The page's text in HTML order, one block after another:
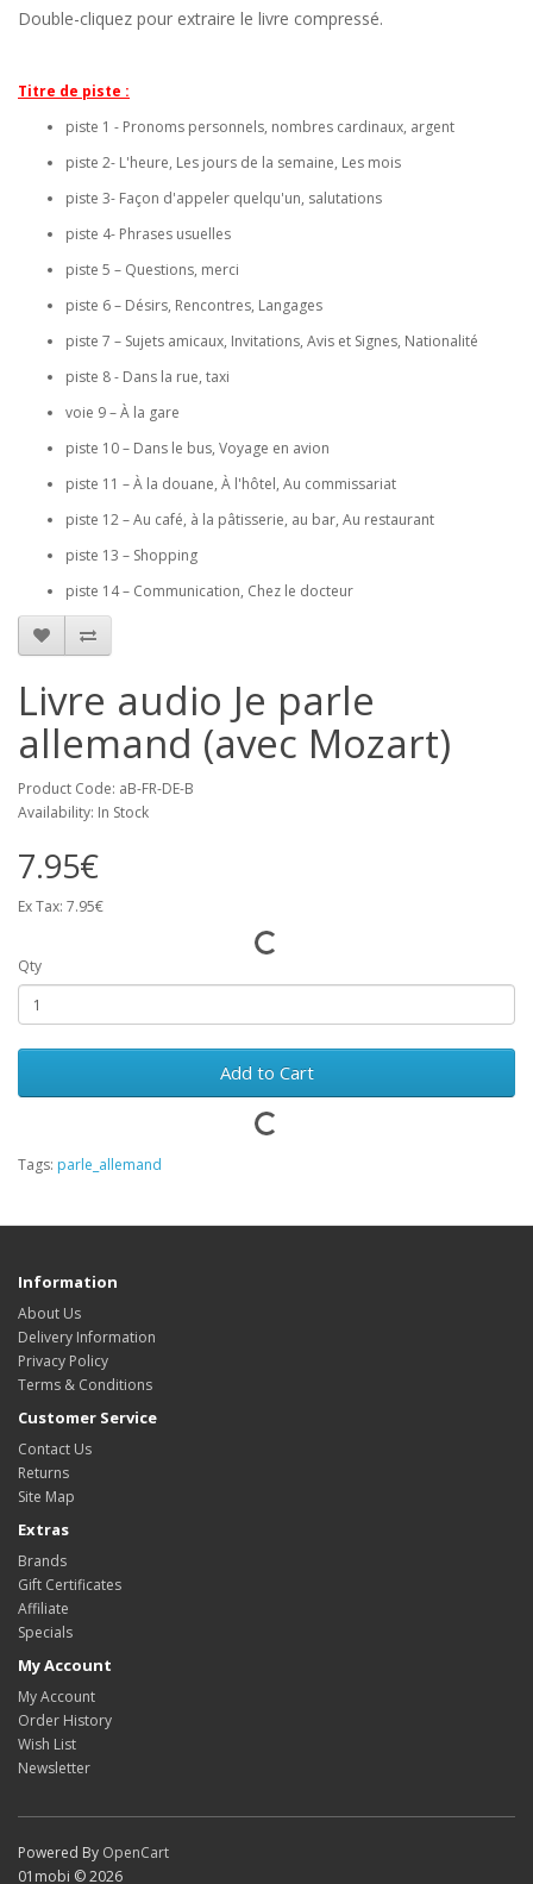
Double-cliquez pour extraire le livre compressé.
Titre de piste :
piste 1 - Pronoms personnels, nombres cardinaux, argent
piste 2- L'heure, Les jours de la semaine, Les mois
piste 3- Façon d'appeler quelqu'un, salutations
piste 4- Phrases usuelles
piste 5 – Questions, merci
piste 6 – Désirs, Rencontres, Langages
piste 7 – Sujets amicaux, Invitations, Avis et Signes, Nationalité
piste 8 - Dans la rue, taxi
voie 9 – À la gare
piste 10 – Dans le bus, Voyage en avion
piste 11 – À la douane, À l'hôtel, Au commissariat
piste 12 – Au café, à la pâtisserie, au bar, Au restaurant
piste 13 – Shopping
piste 14 – Communication, Chez le docteur
Livre audio Je parle
allemand (avec Mozart)
Product Code: aB-FR-DE-B
Availability: In Stock
7.95€
Ex Tax: 7.95€
Qty
Add to Cart
Tags: parle_allemand
Information
About Us
Delivery Information
Privacy Policy
Terms & Conditions
Customer Service
Contact Us
Returns
Site Map
Extras
Brands
Gift Certificates
Affiliate
Specials
My Account
My Account
Order History
Wish List
Newsletter
Powered By OpenCart
01mobi © 2026